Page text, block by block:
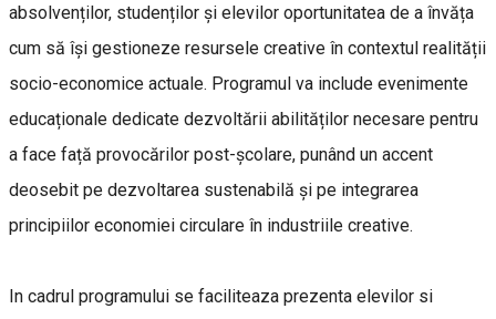
absolvenților, studenților și elevilor oportunitatea de a învăța
cum să își gestioneze resursele creative în contextul realității
socio-economice actuale. Programul va include evenimente
educaționale dedicate dezvoltării abilităților necesare pentru
a face față provocărilor post-școlare, punând un accent
deosebit pe dezvoltarea sustenabilă și pe integrarea
principiilor economiei circulare în industriile creative.
In cadrul programului se faciliteaza prezenta elevilor si